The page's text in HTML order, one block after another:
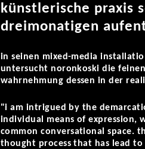
künstlerische praxis
dreimonatigen
in seinen mixed-media
untersucht noronkoski die
wahrnehmung dessen in der
"i am intrigued by the
individual means of
common conversational space.
thought process that has lead